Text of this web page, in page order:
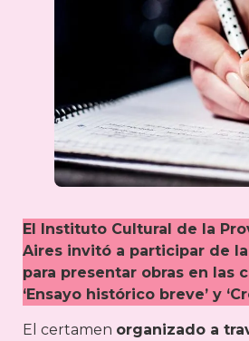
El Instituto Cultural de la
Aires invitó a participar de
para presentar obras en las
‘Ensayo histórico breve’ y
El certamen organizado a